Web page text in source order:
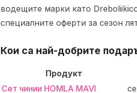
водещите марки като
специалните оферти за сезон
Кои са най-добрите
Продукт
Сет чинии HOMLA MAVI